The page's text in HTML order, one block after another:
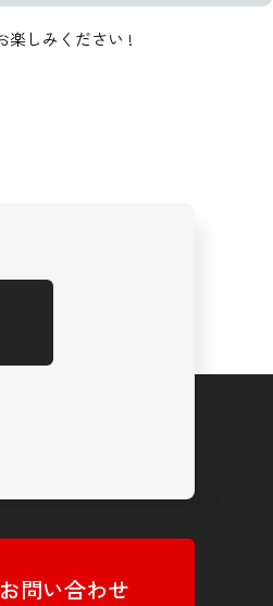
楽しみください !
問い合わせ